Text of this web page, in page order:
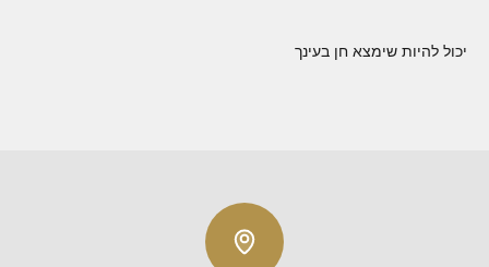
יכול להיות שימצא חן בעינך